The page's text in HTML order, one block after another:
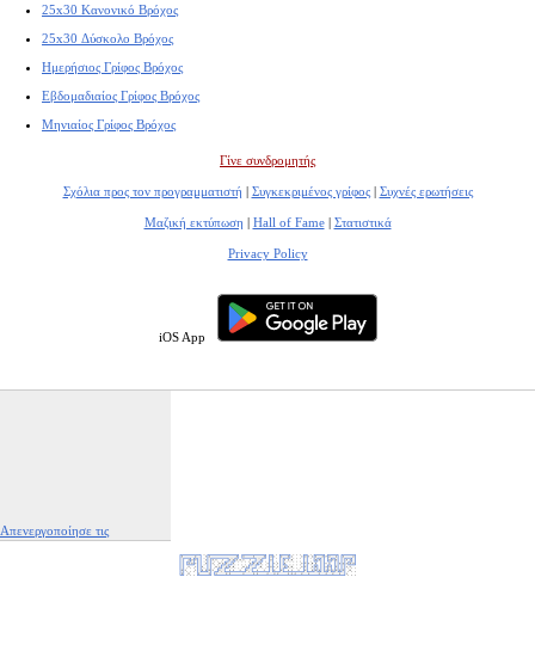
25x30 Κανονικό Βρόχος
25x30 Δύσκολο Βρόχος
Ημερήσιος Γρίφος Βρόχος
Εβδομαδιαίος Γρίφος Βρόχος
Μηνιαίος Γρίφος Βρόχος
Γίνε συνδρομητής
Σχόλια προς τον προγραμματιστή | Συγκεκριμένος γρίφος| Συχνές ερωτήσεις
Μαζική εκτύπωση | Hall of Fame| Στατιστικά
Privacy Policy
iOS App
Απενεργοποίησε τις